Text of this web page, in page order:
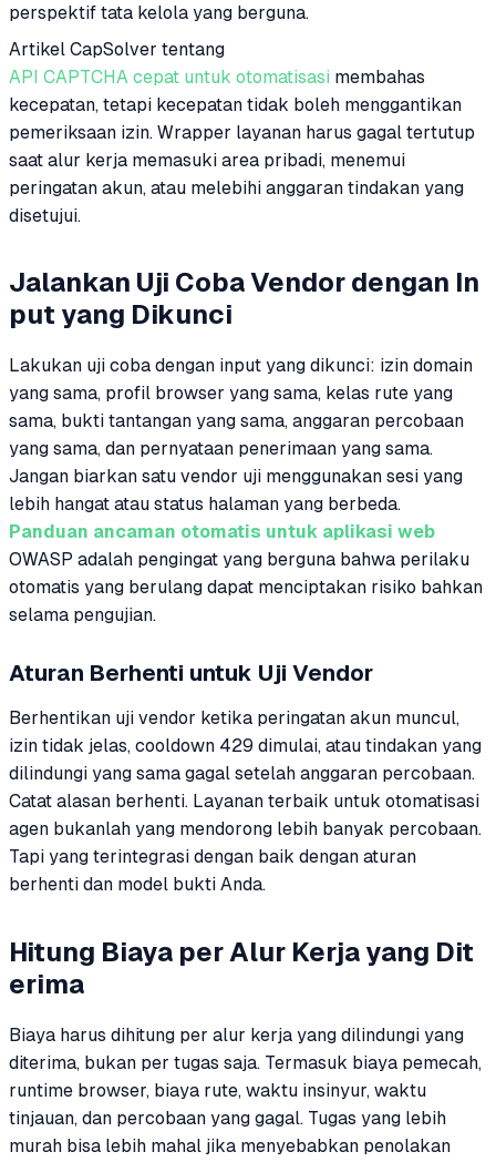
perspektif tata kelola yang berguna.
Artikel CapSolver tentang
API CAPTCHA cepat untuk otomatisasi membahas
kecepatan, tetapi kecepatan tidak boleh menggantikan
pemeriksaan izin. Wrapper layanan harus gagal tertutup
saat alur kerja memasuki area pribadi, menemui
peringatan akun, atau melebihi anggaran tindakan yang
disetujui.
Jalankan Uji Coba Vendor dengan In
put yang Dikunci
Lakukan uji coba dengan input yang dikunci: izin domain
yang sama, profil browser yang sama, kelas rute yang
sama, bukti tantangan yang sama, anggaran percobaan
yang sama, dan pernyataan penerimaan yang sama.
Jangan biarkan satu vendor uji menggunakan sesi yang
lebih hangat atau status halaman yang berbeda.
Panduan ancaman otomatis untuk aplikasi web
OWASP adalah pengingat yang berguna bahwa perilaku
otomatis yang berulang dapat menciptakan risiko bahkan
selama pengujian.
Aturan Berhenti untuk Uji Vendor
Berhentikan uji vendor ketika peringatan akun muncul,
izin tidak jelas, cooldown 429 dimulai, atau tindakan yang
dilindungi yang sama gagal setelah anggaran percobaan.
Catat alasan berhenti. Layanan terbaik untuk otomatisasi
agen bukanlah yang mendorong lebih banyak percobaan.
Tapi yang terintegrasi dengan baik dengan aturan
berhenti dan model bukti Anda.
Hitung Biaya per Alur Kerja yang Dit
erima
Biaya harus dihitung per alur kerja yang dilindungi yang
diterima, bukan per tugas saja. Termasuk biaya pemecah,
runtime browser, biaya rute, waktu insinyur, waktu
tinjauan, dan percobaan yang gagal. Tugas yang lebih
murah bisa lebih mahal jika menyebabkan penolakan